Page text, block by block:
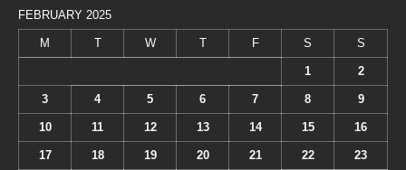
FEBRUARY 2025
M T W T F S S
1 2
3 4 5 6 7 8 9
10 11 12 13 14 15 16
17 18 19 20 21 22 23